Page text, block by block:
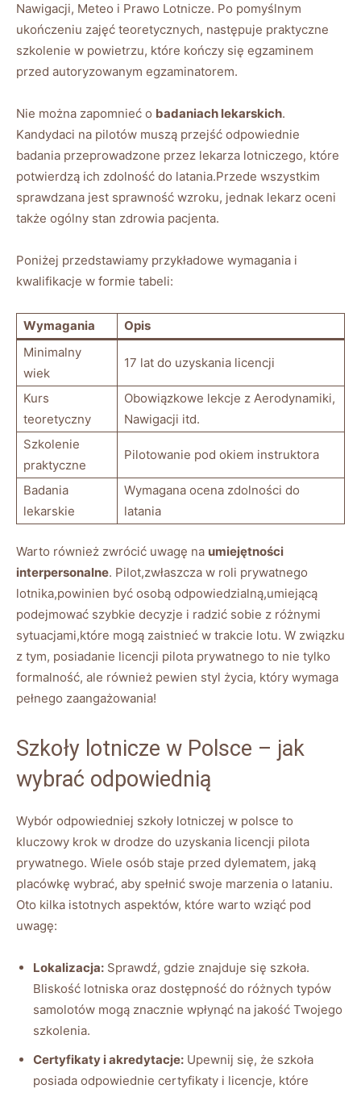
Nawigacji, ⁣Meteo⁤ i ⁤Prawo Lotnicze. ⁣Po⁢ pomyślnym
‌ukończeniu ‌zajęć teoretycznych, następuje praktyczne
szkolenie w powietrzu,‍ które kończy się egzaminem
przed autoryzowanym egzaminatorem.
Nie można zapomnieć o badaniach⁣ lekarskich.
Kandydaci⁣ na⁣ pilotów muszą ⁢przejść odpowiednie
badania przeprowadzone przez⁤ lekarza lotniczego, które
potwierdzą ‍ich zdolność do latania.Przede wszystkim
sprawdzana jest sprawność wzroku, ‍jednak lekarz oceni
także ⁣ogólny stan⁣ zdrowia⁤ pacjenta.
Poniżej przedstawiamy‍ przykładowe wymagania ⁢i⁤
kwalifikacje w formie tabeli:
Wymagania
Opis
Minimalny
⁣wiek
17 lat⁢ do⁤ uzyskania licencji
Kurs
teoretyczny
Obowiązkowe⁤ lekcje z ‍Aerodynamiki,
Nawigacji itd.
Szkolenie
praktyczne
Pilotowanie pod⁣ okiem instruktora
Badania
lekarskie
Wymagana ocena zdolności ⁣do
latania
Warto również zwrócić uwagę⁣ na umiejętności
‍interpersonalne. Pilot,zwłaszcza w ‌roli prywatnego
lotnika,powinien być osobą odpowiedzialną,umiejącą⁣
podejmować szybkie decyzje i radzić sobie⁣ z różnymi
⁢sytuacjami,które ⁢mogą‌ zaistnieć w ⁣trakcie‌ lotu.​ W ⁣związku​
z tym, posiadanie licencji ‍pilota‍ prywatnego ​to ‌nie⁣ tylko
formalność, ale również pewien styl życia, który​ wymaga
‍pełnego zaangażowania!
Szkoły lotnicze w Polsce – jak
wybrać odpowiednią
Wybór odpowiedniej szkoły lotniczej w polsce⁢ to
kluczowy krok w drodze do uzyskania licencji ⁣pilota
prywatnego. Wiele osób staje przed​ dylematem, jaką
‍placówkę wybrać,⁢ aby spełnić swoje ‍marzenia o lataniu.
Oto ⁣kilka ⁤istotnych aspektów,⁢ które warto ‌wziąć pod
uwagę:
Lokalizacja: Sprawdź, ​gdzie znajduje się szkoła. ​
Bliskość lotniska ⁢oraz dostępność do różnych typów
samolotów mogą ⁣znacznie wpłynąć na jakość ⁤Twojego
szkolenia.
Certyfikaty i akredytacje: Upewnij⁣ się,⁤ że szkoła
posiada odpowiednie ‍certyfikaty i licencje, które